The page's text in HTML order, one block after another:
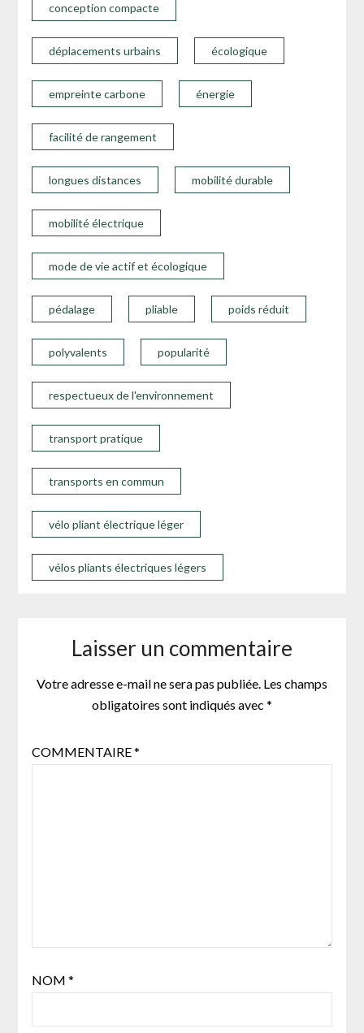
conception compacte
déplacements urbains écologique
empreinte carbone énergie
facilité de rangement
longues distances mobilité durable
mobilité électrique
mode de vie actif et écologique
pédalage pliable poids réduit
polyvalents popularité
respectueux de l'environnement
transport pratique
transports en commun
vélo pliant électrique léger
vélos pliants électriques légers
Laisser un commentaire
Votre adresse e-mail ne sera pas publiée. Les champs
obligatoires sont indiqués avec *
COMMENTAIRE*
NOM *